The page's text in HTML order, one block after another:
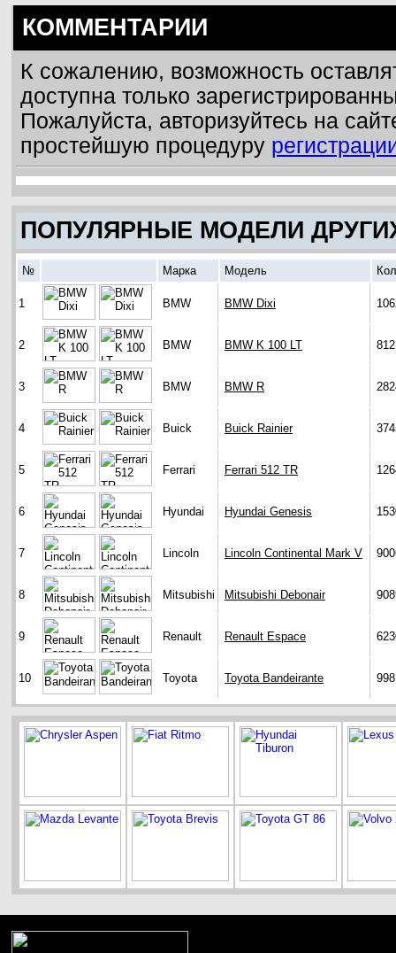
КОММЕНТАРИИ
К сожалению, возможность
доступна только
Пожалуйста, авторизуйтесь на
простейшую процедуру
ПОПУЛЯРНЫЕ МОДЕЛИ
№ Марка Модель
1 BMW BMW Dixi
2 BMW BMW K 100 LT
3 BMW BMW R
4 Buick Buick Rainier
5 Ferrari Ferrari 512 TR
6 Hyundai Hyundai Genesis
7 Lincoln Lincoln Continental Mark V
8 Mitsubishi Mitsubishi Debonair
9 Renault Renault Espace
10 Toyota Toyota Bandeirante